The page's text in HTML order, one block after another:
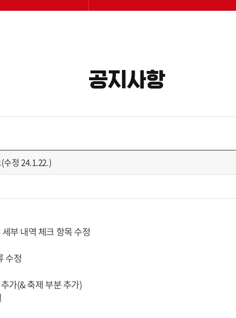
공지사항
수정 24.1.22.)
부 내역 체크 항목 수정
수정
가(& 축제 부분 추가)